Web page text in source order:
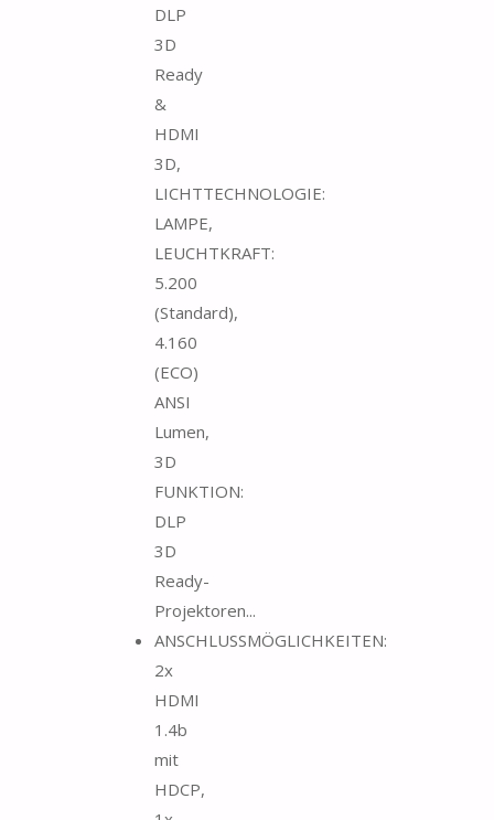
DLP
3D
Ready
&
HDMI
3D,
LICHTTECHNOLOGIE:
LAMPE,
LEUCHTKRAFT:
5.200
(Standard),
4.160
(ECO)
ANSI
Lumen,
3D
FUNKTION:
DLP
3D
Ready-
Projektoren...
ANSCHLUSSMÖGLICHKEITEN:
2x
HDMI
1.4b
mit
HDCP,